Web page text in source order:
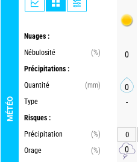
MÉTÉO
Nuages :
Nébulosité
(%)
Précipitations :
Quantité
(mm)
Type
Risques :
Précipitation
(%)
Orage
(%)
0
0
-
0
0